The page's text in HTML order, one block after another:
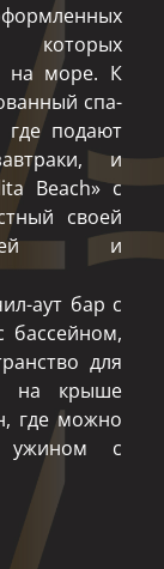
которых
на море. К
спа-
где подают
и
Beach» с
своей
и
аут бар с
для
на крыше
где можно
ужином с